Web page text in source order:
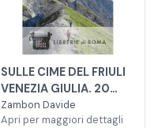
SULLE CIME DEL FRIULI
VENEZIA GIULIA. 20
ITINERARI
Zambon Davide
Apri per maggiori dettagli